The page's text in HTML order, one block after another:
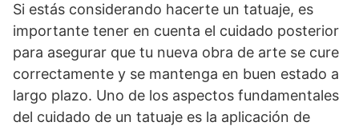
Si estás considerando hacerte un tatuaje, es
importante tener en cuenta el cuidado posterior
para asegurar que tu nueva obra de arte se cure
correctamente y se mantenga en buen estado a
largo plazo. Uno de los aspectos fundamentales
del cuidado de un tatuaje es la aplicación de